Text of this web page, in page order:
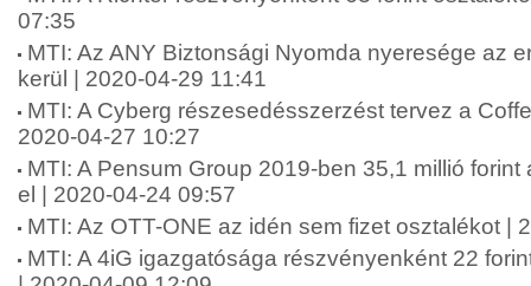
07:35
MTI: Az ANY Biztonsági Nyomda nyeresége az
kerül | 2020-04-29 11:41
MTI: A Cyberg részesedésszerzést tervez a
2020-04-27 10:27
MTI: A Pensum Group 2019-ben 35,1 millió
el | 2020-04-24 09:57
MTI: Az OTT-ONE az idén sem fizet osztalékot |
MTI: A 4iG igazgatósága részvényenként 22